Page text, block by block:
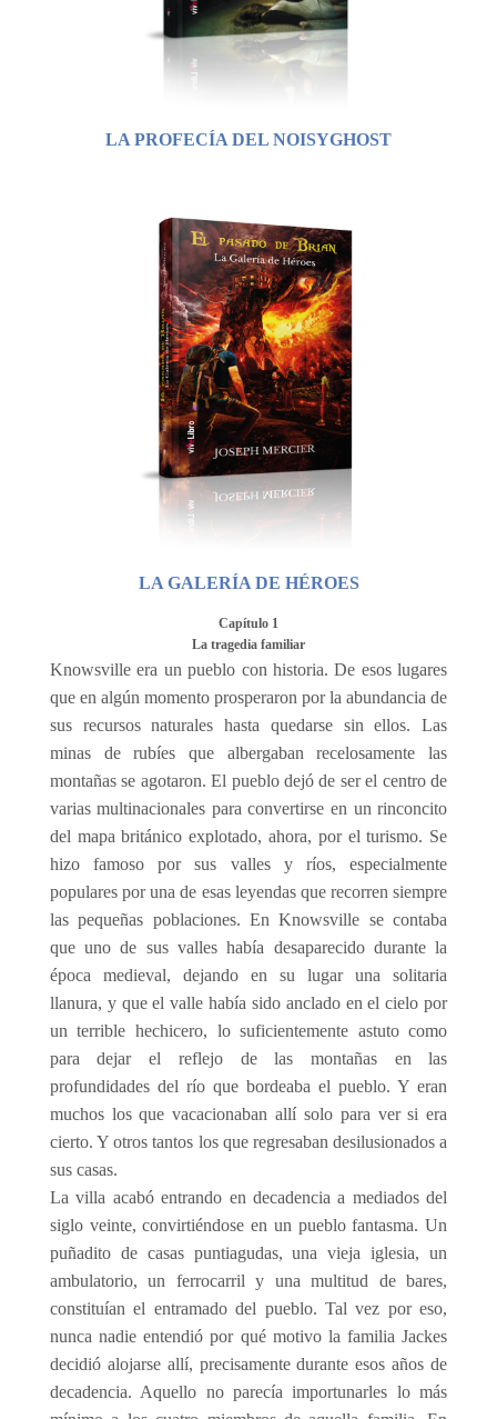
LA PROFECÍA DEL NOISYGHOST
LA GALERÍA DE HÉROES
Capítulo 1
La tragedia familiar
Knowsville era un pueblo con historia. De esos lugares
que en algún momento prosperaron por la abundancia de
sus recursos naturales hasta quedarse sin ellos. Las
minas de rubíes que albergaban recelosamente las
montañas se agotaron. El pueblo dejó de ser el centro de
varias multinacionales para convertirse en un rinconcito
del mapa británico explotado, ahora, por el turismo. Se
hizo famoso por sus valles y ríos, especialmente
populares por una de esas leyendas que recorren siempre
las pequeñas poblaciones. En Knowsville se contaba
que uno de sus valles había desaparecido durante la
época medieval, dejando en su lugar una solitaria
llanura, y que el valle había sido anclado en el cielo por
un terrible hechicero, lo suficientemente astuto como
para dejar el reflejo de las montañas en las
profundidades del río que bordeaba el pueblo. Y eran
muchos los que vacacionaban allí solo para ver si era
cierto. Y otros tantos los que regresaban desilusionados a
sus casas.
La villa acabó entrando en decadencia a mediados del
siglo veinte, convirtiéndose en un pueblo fantasma. Un
puñadito de casas puntiagudas, una vieja iglesia, un
ambulatorio, un ferrocarril y una multitud de bares,
constituían el entramado del pueblo. Tal vez por eso,
nunca nadie entendió por qué motivo la familia Jackes
decidió alojarse allí, precisamente durante esos años de
decadencia. Aquello no parecía importunarles lo más